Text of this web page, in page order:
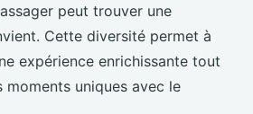
peut trouver une
Cette diversité permet à
expérience enrichissante tout
uniques avec le